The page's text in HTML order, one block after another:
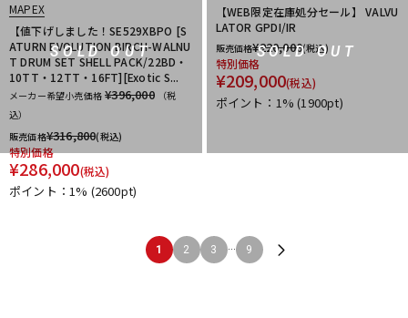
SOLD OUT
MAPEX
【値下げしました！SE529XBPO [S
ATURN EVOLUTION BIRCH-WALNU
T DRUM SET SHELL PACK/22BD・
10TT・12TT・16FT][Exotic S...
メーカー希望小売価格 ¥396,000
（税
込）
販売価格¥316,800(税込)
特別価格
¥286,000(税込)
ポイント：1% (2600pt)
SOLD OUT
【WEB限定在庫処分セール】 VALVU
LATOR GPDI/IR
販売価格¥220,000(税込)
特別価格
¥209,000(税込)
ポイント：1%(1900pt)
1 2 3 ... 9